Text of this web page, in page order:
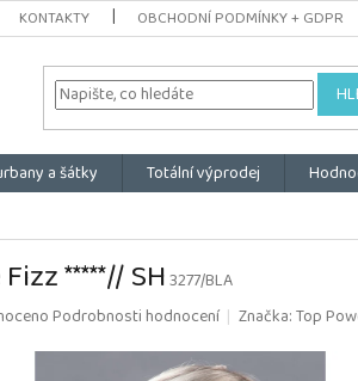
KONTAKTY OBCHODNÍ PODMÍNKY + GDPR
a šátky Totální výprodej
*****// SH3277/BLA
Podrobnosti hodnocení Značka:Top